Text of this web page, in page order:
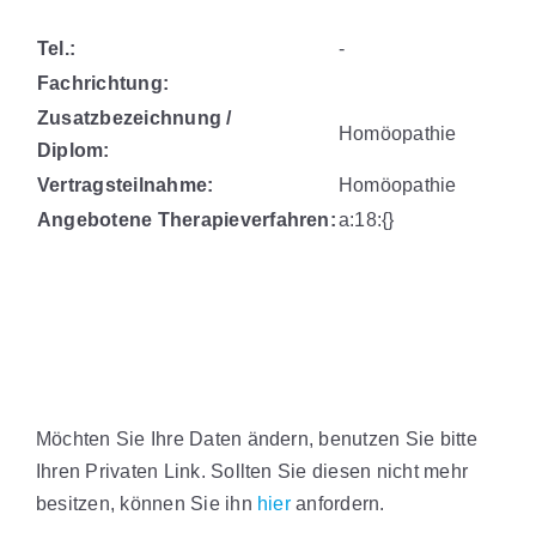
Tel.:
-
Fachrichtung:
Zusatzbezeichnung /
Diplom:
Homöopathie
Vertragsteilnahme:
Homöopathie
Angebotene Therapieverfahren:a:18:{}
Möchten Sie Ihre Daten ändern, benutzen Sie bitte
Ihren Privaten Link. Sollten Sie diesen nicht mehr
besitzen, können Sie ihn hieranfordern.